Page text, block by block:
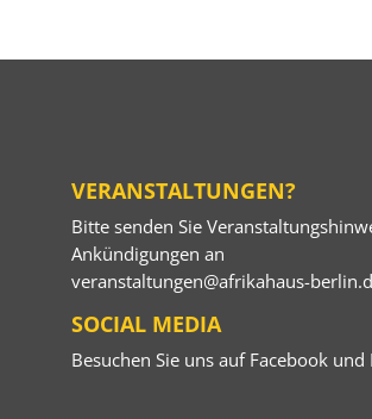
VERANSTALTUNGEN?
Bitte senden Sie
Ankündigungen an
veranstaltungen@afrikahaus-
SOCIAL MEDIA
Besuchen Sie uns auf Facebookund